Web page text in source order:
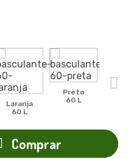
Laranja
60 L
Preto
60 L
Comprar